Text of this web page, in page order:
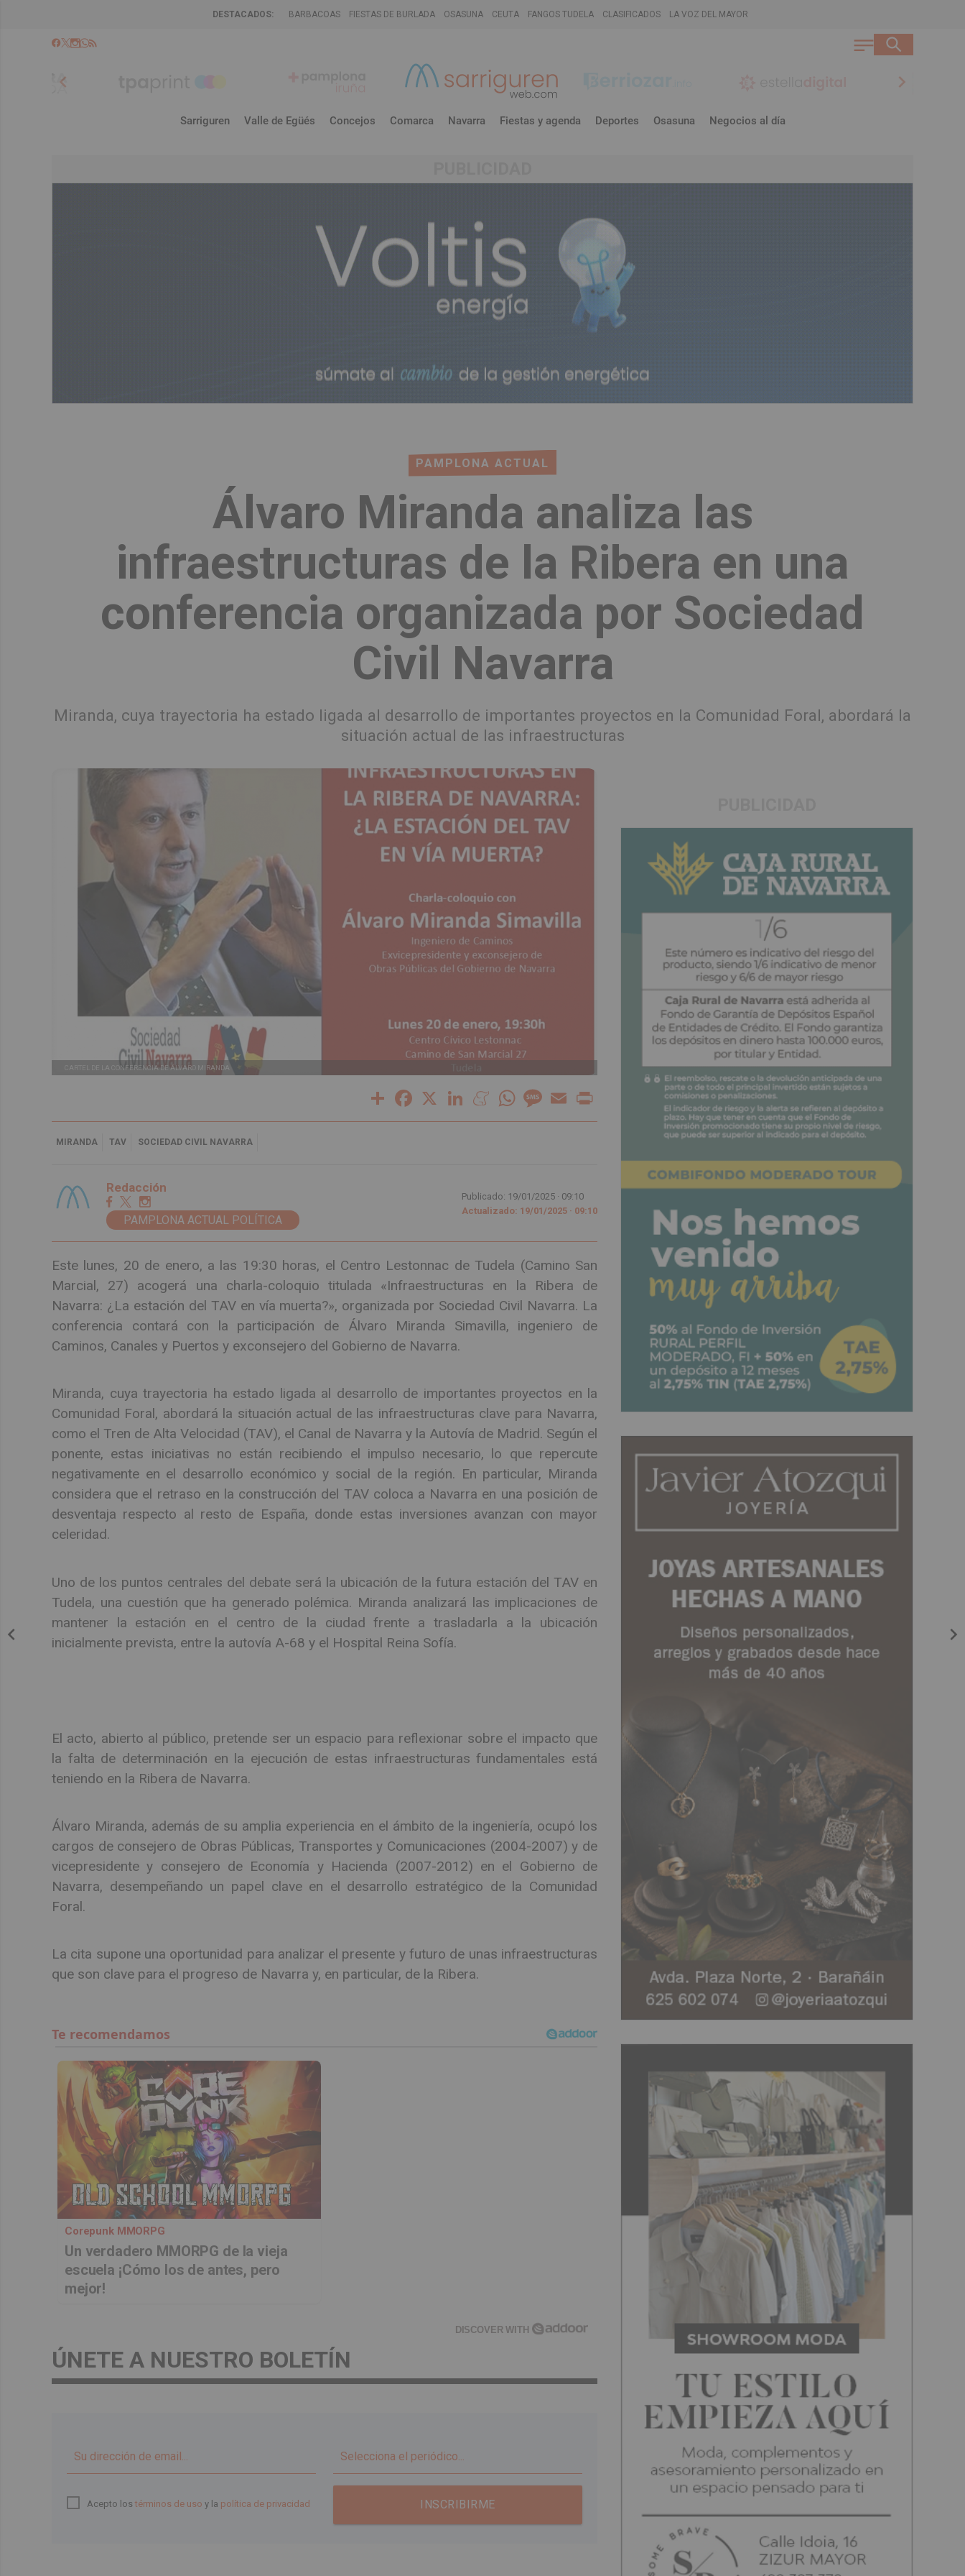
DESTACADOS: BARBACOAS FIESTAS DE BURLADA OSASUNA CEUTA FANGOS TUDELA CLASIFICADOS LA VOZ DEL MAYOR
chevron_left chevron_right
Sarriguren Valle de Egüés Concejos Comarca Navarra Fiestas y agenda Deportes Osasuna Negocios al día
PAMPLONA ACTUAL
Álvaro Miranda analiza las
infraestructuras de la Ribera en una
conferencia organizada por Sociedad
Civil Navarra
Miranda, cuya trayectoria ha estado ligada al desarrollo de importantes proyectos en la Comunidad Foral, abordará la
situación actual de las infraestructuras
CARTEL DE LA CONFERENCIA DE ÁLVARO MIRANDA
Share Facebook LinkedInMeneameWhatsAppMessage
Email
MIRANDA TAV SOCIEDAD CIVIL NAVARRA
Redacción
PAMPLONA ACTUAL POLÍTICA
Publicado: 19/01/2025 · 09:10
Actualizado: 19/01/2025 · 09:10
Este lunes, 20 de enero, a las 19:30 horas, el Centro Lestonnac de Tudela (Camino San
Marcial, 27) acogerá una charla-coloquio titulada «Infraestructuras en la Ribera de
Navarra: ¿La estación del TAV en vía muerta?», organizada por Sociedad Civil Navarra. La
conferencia contará con la participación de Álvaro Miranda Simavilla, ingeniero de
Caminos, Canales y Puertos y exconsejero del Gobierno de Navarra.
Miranda, cuya trayectoria ha estado ligada al desarrollo de importantes proyectos en la
Comunidad Foral, abordará la situación actual de las infraestructuras clave para Navarra,
como el Tren de Alta Velocidad (TAV), el Canal de Navarra y la Autovía de Madrid. Según el
ponente, estas iniciativas no están recibiendo el impulso necesario, lo que repercute
negativamente en el desarrollo económico y social de la región. En particular, Miranda
considera que el retraso en la construcción del TAV coloca a Navarra en una posición de
desventaja respecto al resto de España, donde estas inversiones avanzan con mayor
celeridad.
Uno de los puntos centrales del debate será la ubicación de la futura estación del TAV en
Tudela, una cuestión que ha generado polémica. Miranda analizará las implicaciones de
mantener la estación en el centro de la ciudad frente a trasladarla a la ubicación
inicialmente prevista, entre la autovía A-68 y el Hospital Reina Sofía.
El acto, abierto al público, pretende ser un espacio para reflexionar sobre el impacto que
la falta de determinación en la ejecución de estas infraestructuras fundamentales está
teniendo en la Ribera de Navarra.
Álvaro Miranda, además de su amplia experiencia en el ámbito de la ingeniería, ocupó los
cargos de consejero de Obras Públicas, Transportes y Comunicaciones (2004-2007) y de
vicepresidente y consejero de Economía y Hacienda (2007-2012) en el Gobierno de
Navarra, desempeñando un papel clave en el desarrollo estratégico de la Comunidad
Foral.
La cita supone una oportunidad para analizar el presente y futuro de unas infraestructuras
que son clave para el progreso de Navarra y, en particular, de la Ribera.
Corepunk MMORPG
Un verdadero MMORPG de la vieja
escuela ¡Cómo los de antes, pero
mejor!
DISCOVER WITH
ÚNETE A NUESTRO BOLETÍN
Acepto los términos de uso y la política de privacidad INSCRIBIRME